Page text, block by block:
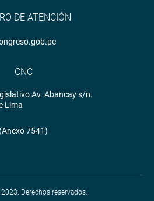
DE ATENCIÓN
CNC
Av. Abancay s/n.
Lima
7541)
Derechos reservados.